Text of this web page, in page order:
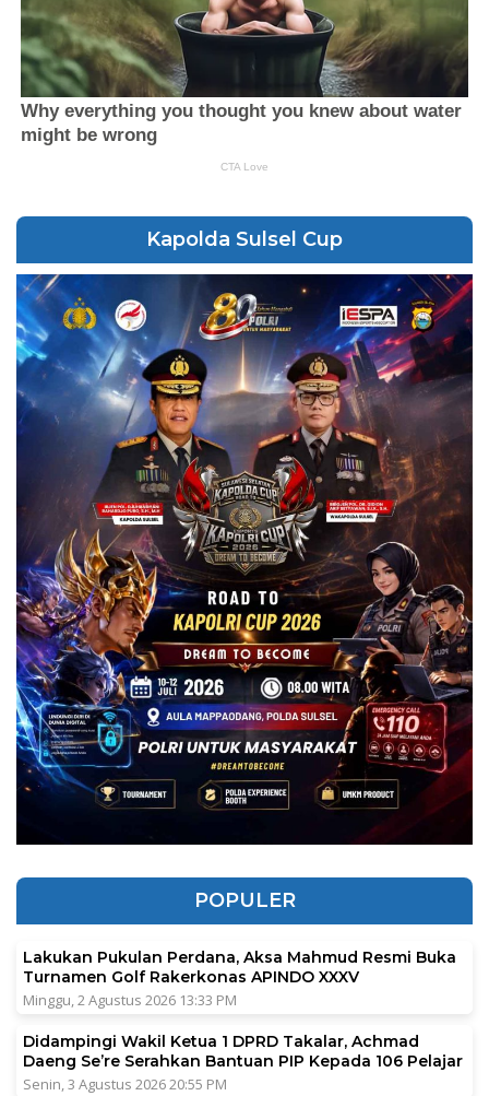
Kapolda Sulsel Cup
POPULER
Lakukan Pukulan Perdana, Aksa Mahmud Resmi Buka
Turnamen Golf Rakerkonas APINDO XXXV
Minggu, 2 Agustus 2026 13:33 PM
Didampingi Wakil Ketua 1 DPRD Takalar, Achmad
Daeng Se’re Serahkan Bantuan PIP Kepada 106 Pelajar
Senin, 3 Agustus 2026 20:55 PM